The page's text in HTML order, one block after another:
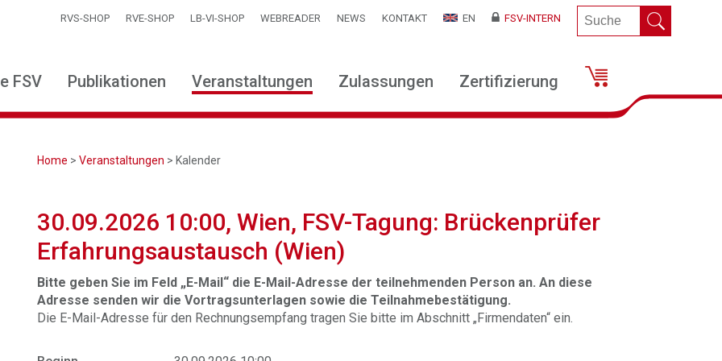
RVS-SHOP RVE-SHOP LB-VI-SHOP WEBREADER NEWS KONTAKT EN FSV-INTERN
FSV Publikationen Veranstaltungen Zulassungen Zertifizierung
Home >Veranstaltungen > Kalender
30.09.2026 10:00, Wien, FSV-Tagung: Brückenprüfer
Erfahrungsaustausch (Wien)
Bitte geben Sie im Feld „E-Mail“ die E-Mail-Adresse der teilnehmenden Person an. An diese
Adresse senden wir die Vortragsunterlagen sowie die Teilnahmebestätigung.
Die E-Mail-Adresse für den Rechnungsempfang tragen Sie bitte im Abschnitt „Firmendaten“ ein.